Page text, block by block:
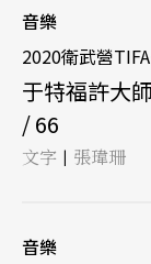
音樂
2020衛武營
于特福許大
/ 66
文字 | 張瑋珊
音樂